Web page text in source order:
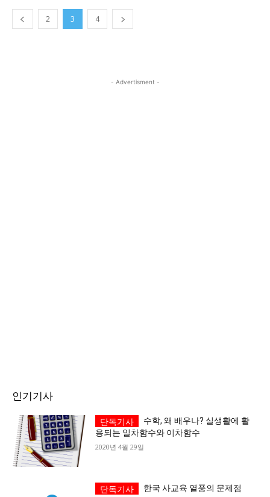
2 3 4
- Advertisment -
인기기사
수학, 왜 배우나? 실생활에 활
용되는 일차함수와 이차함수
2020년 4월 29일
한국 사교육 열풍의 문제점